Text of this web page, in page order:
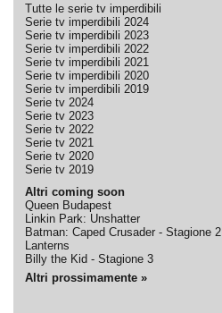
Tutte le serie tv imperdibili
Serie tv imperdibili 2024
Serie tv imperdibili 2023
Serie tv imperdibili 2022
Serie tv imperdibili 2021
Serie tv imperdibili 2020
Serie tv imperdibili 2019
Serie tv 2024
Serie tv 2023
Serie tv 2022
Serie tv 2021
Serie tv 2020
Serie tv 2019
Altri coming soon
Queen Budapest
Linkin Park: Unshatter
Batman: Caped Crusader - Stagione 2
Lanterns
Billy the Kid - Stagione 3
Altri prossimamente »